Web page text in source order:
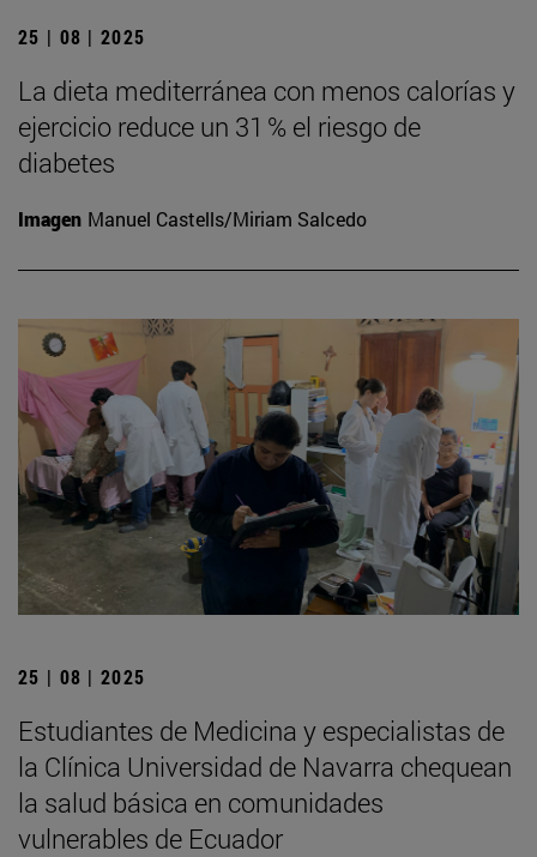
25 | 08 | 2025
La dieta mediterránea con menos calorías y
ejercicio reduce un 31 % el riesgo de
diabetes
Imagen Manuel Castells/Miriam Salcedo
25 | 08 | 2025
Estudiantes de Medicina y especialistas de
la Clínica Universidad de Navarra chequean
la salud básica en comunidades
vulnerables de Ecuador